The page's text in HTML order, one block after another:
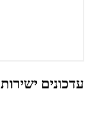
עדכונים ישירות